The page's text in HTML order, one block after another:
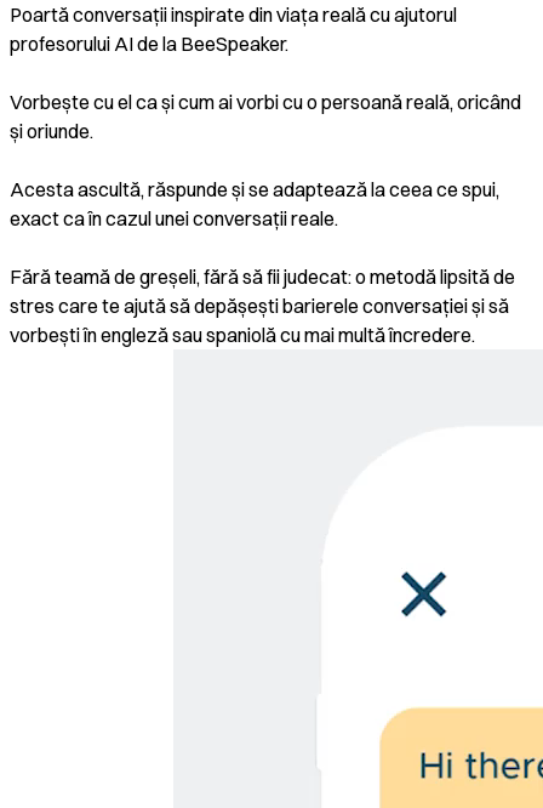
Poartă conversații inspirate din viața reală cu ajutorul
profesorului AI de la BeeSpeaker.
Vorbește cu el ca și cum ai vorbi cu o persoană reală, oricând
și oriunde.
Acesta ascultă, răspunde și se adaptează la ceea ce spui,
exact ca în cazul unei conversații reale.
Fără teamă de greșeli, fără să fii judecat: o metodă lipsită de
stres care te ajută să depășești barierele conversației și să
vorbești în engleză sau spaniolă cu mai multă încredere.